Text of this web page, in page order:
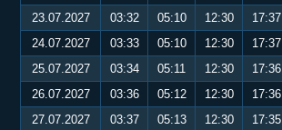
23.07.2027
03:32 05:10 12:30 17:37
24.07.2027
03:33 05:10 12:30 17:37
25.07.2027
03:34 05:11 12:30 17:36
26.07.2027
03:36 05:12 12:30 17:36
27.07.2027
03:37 05:13 12:30 17:35